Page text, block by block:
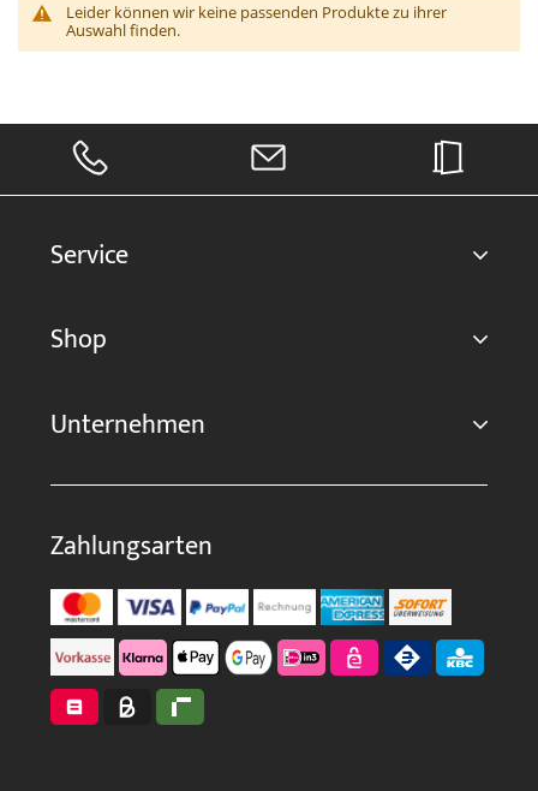
Leider können wir keine passenden Produkte zu ihrer
Auswahl finden.
Service
Shop
Unternehmen
Zahlungsarten